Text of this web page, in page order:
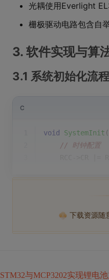
光耦使用Everlight
栅极驱动电路包含自
3. 软件实现与算
3.1 系统初始化流程
C
void SystemInit (
// 时钟配置
下载资源随
STM32与MCP3202实现锂电